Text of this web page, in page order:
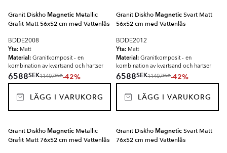
Granit Diskho Magnetic Metallic
Grafit Matt 56x52 cm med Vattenlås
BDDE2008
Yta: Matt
Material: Granitkomposit - en
kombination av kvartsand och hartser
6588SEK11407SEK-42%
LÄGG I VARUKORG
Granit Diskho MagneticSvart Matt
56x52 cm med Vattenlås
BDDE2012
Yta: Matt
Material: Granitkomposit - en
kombination av kvartsand och hartser
6588SEK11407SEK-42%
LÄGG I VARUKORG
Granit Diskho Magnetic Metallic
Grafit Matt 76x52 cm med Vattenlås
Granit Diskho MagneticSvart Matt
76x52 cm med Vattenlås